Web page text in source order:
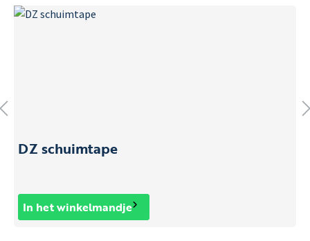
DZ schuimtape
In het winkelmandje